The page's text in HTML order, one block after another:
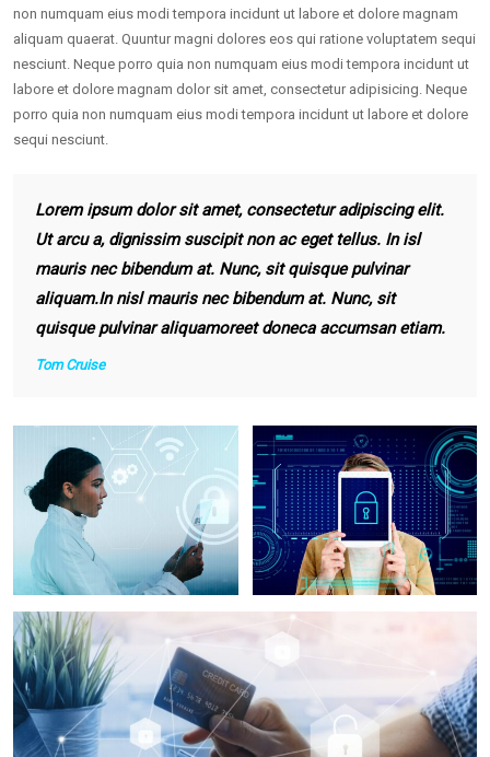
non numquam eius modi tempora incidunt ut labore et dolore magnam
aliquam quaerat. Quuntur magni dolores eos qui ratione voluptatem sequi
nesciunt. Neque porro quia non numquam eius modi tempora incidunt ut
labore et dolore magnam dolor sit amet, consectetur adipisicing. Neque
porro quia non numquam eius modi tempora incidunt ut labore et dolore
sequi nesciunt.
Lorem ipsum dolor sit amet, consectetur adipiscing elit.
Ut arcu a, dignissim suscipit non ac eget tellus. In isl
mauris nec bibendum at. Nunc, sit quisque pulvinar
aliquam.In nisl mauris nec bibendum at. Nunc, sit
quisque pulvinar aliquamoreet doneca accumsan etiam.
Tom Cruise